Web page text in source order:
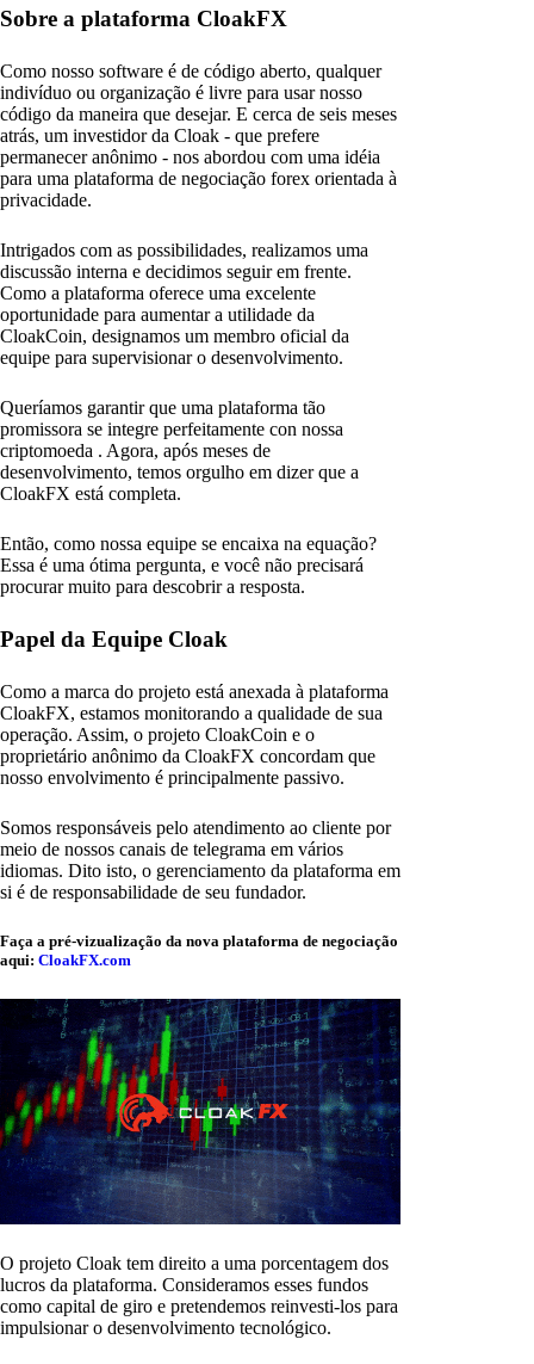
Sobre a plataforma CloakFX
Como nosso software é de código aberto, qualquer
indivíduo ou organização é livre para usar nosso
código da maneira que desejar. E cerca de seis meses
atrás, um investidor da Cloak - que prefere
permanecer anônimo - nos abordou com uma idéia
para uma plataforma de negociação forex orientada à
privacidade.
Intrigados com as possibilidades, realizamos uma
discussão interna e decidimos seguir em frente.
Como a plataforma oferece uma excelente
oportunidade para aumentar a utilidade da
CloakCoin, designamos um membro oficial da
equipe para supervisionar o desenvolvimento.
Queríamos garantir que uma plataforma tão
promissora se integre perfeitamente con nossa
criptomoeda . Agora, após meses de
desenvolvimento, temos orgulho em dizer que a
CloakFX está completa.
Então, como nossa equipe se encaixa na equação?
Essa é uma ótima pergunta, e você não precisará
procurar muito para descobrir a resposta.
Papel da Equipe Cloak
Como a marca do projeto está anexada à plataforma
CloakFX, estamos monitorando a qualidade de sua
operação. Assim, o projeto CloakCoin e o
proprietário anônimo da CloakFX concordam que
nosso envolvimento é principalmente passivo.
Somos responsáveis pelo atendimento ao cliente por
meio de nossos canais de telegrama em vários
idiomas. Dito isto, o gerenciamento da plataforma em
si é de responsabilidade de seu fundador.
Faça a pré-vizualização da nova plataforma de negociação
aqui: CloakFX.com
O projeto Cloak tem direito a uma porcentagem dos
lucros da plataforma. Consideramos esses fundos
como capital de giro e pretendemos reinvesti-los para
impulsionar o desenvolvimento tecnológico.